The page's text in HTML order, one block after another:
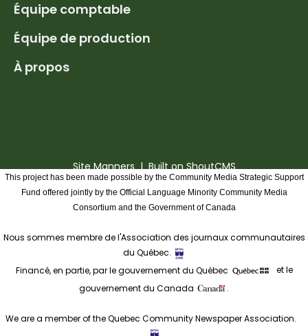
Équipe comptable
Équipe de production
À propos
Site Manners| Built onShoutCMS
This project has been made possible by the Community Media Strategic Support
Fund offered jointly by the Official Language Minority Community Media
Consortium and the Government of Canada
Nous sommes membre de l'Association des journaux communautaires
du Québec.
Financé, en partie, par le gouvernement du Québec
et le
gouvernement du Canada
.
We are a member of the Quebec Community Newspaper Association.